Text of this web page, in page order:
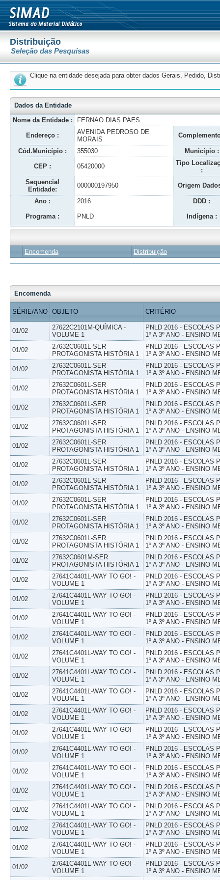
Distribuição
Seleção das Pesquisas
Clique na entidade desejada para obter dados Gerais, Pedido,
Dados da Entidade
Nome da Entidade :
FERNAO DIAS PAES
Endereço :
AVENIDA PEDROSO DE
MORAIS
Cód.Município : 355030 Município :
CEP : 05420000
Tipo
:
Sequencial
Entidade:
000000197950 Origem
Ano : 2016 DDD :
Programa : PNLD Indígena :
Encomenda Distribuição
Encomenda
SÉRIE/ANO OBJETO CRITÉRIO
01/02
27622C2101M-QUÍMICA -
VOLUME 1
PNLD 2016 - ESCOLAS
1º A 3º ANO - ENSINO
01/02
27632C0601L-SER
PROTAGONISTA HISTÓRIA 1
PNLD 2016 - ESCOLAS
1º A 3º ANO - ENSINO
01/02
27632C0601L-SER
PROTAGONISTA HISTÓRIA 1
PNLD 2016 - ESCOLAS
1º A 3º ANO - ENSINO
01/02
27632C0601L-SER
PROTAGONISTA HISTÓRIA 1
PNLD 2016 - ESCOLAS
1º A 3º ANO - ENSINO
01/02
27632C0601L-SER
PROTAGONISTA HISTÓRIA 1
PNLD 2016 - ESCOLAS
1º A 3º ANO - ENSINO
01/02
27632C0601L-SER
PROTAGONISTA HISTÓRIA 1
PNLD 2016 - ESCOLAS
1º A 3º ANO - ENSINO
01/02
27632C0601L-SER
PROTAGONISTA HISTÓRIA 1
PNLD 2016 - ESCOLAS
1º A 3º ANO - ENSINO
01/02
27632C0601L-SER
PROTAGONISTA HISTÓRIA 1
PNLD 2016 - ESCOLAS
1º A 3º ANO - ENSINO
01/02
27632C0601L-SER
PROTAGONISTA HISTÓRIA 1
PNLD 2016 - ESCOLAS
1º A 3º ANO - ENSINO
01/02
27632C0601L-SER
PROTAGONISTA HISTÓRIA 1
PNLD 2016 - ESCOLAS
1º A 3º ANO - ENSINO
01/02
27632C0601L-SER
PROTAGONISTA HISTÓRIA 1
PNLD 2016 - ESCOLAS
1º A 3º ANO - ENSINO
01/02
27632C0601L-SER
PROTAGONISTA HISTÓRIA 1
PNLD 2016 - ESCOLAS
1º A 3º ANO - ENSINO
01/02
27632C0601M-SER
PROTAGONISTA HISTÓRIA 1
PNLD 2016 - ESCOLAS
1º A 3º ANO - ENSINO
01/02
27641C4401L-WAY TO GO! -
VOLUME 1
PNLD 2016 - ESCOLAS
1º A 3º ANO - ENSINO
01/02
27641C4401L-WAY TO GO! -
VOLUME 1
PNLD 2016 - ESCOLAS
1º A 3º ANO - ENSINO
01/02
27641C4401L-WAY TO GO! -
VOLUME 1
PNLD 2016 - ESCOLAS
1º A 3º ANO - ENSINO
01/02
27641C4401L-WAY TO GO! -
VOLUME 1
PNLD 2016 - ESCOLAS
1º A 3º ANO - ENSINO
01/02
27641C4401L-WAY TO GO! -
VOLUME 1
PNLD 2016 - ESCOLAS
1º A 3º ANO - ENSINO
01/02
27641C4401L-WAY TO GO! -
VOLUME 1
PNLD 2016 - ESCOLAS
1º A 3º ANO - ENSINO
01/02
27641C4401L-WAY TO GO! -
VOLUME 1
PNLD 2016 - ESCOLAS
1º A 3º ANO - ENSINO
01/02
27641C4401L-WAY TO GO! -
VOLUME 1
PNLD 2016 - ESCOLAS
1º A 3º ANO - ENSINO
01/02
27641C4401L-WAY TO GO! -
VOLUME 1
PNLD 2016 - ESCOLAS
1º A 3º ANO - ENSINO
01/02
27641C4401L-WAY TO GO! -
VOLUME 1
PNLD 2016 - ESCOLAS
1º A 3º ANO - ENSINO
01/02
27641C4401L-WAY TO GO! -
VOLUME 1
PNLD 2016 - ESCOLAS
1º A 3º ANO - ENSINO
01/02
27641C4401L-WAY TO GO! -
VOLUME 1
PNLD 2016 - ESCOLAS
1º A 3º ANO - ENSINO
01/02
27641C4401L-WAY TO GO! -
VOLUME 1
PNLD 2016 - ESCOLAS
1º A 3º ANO - ENSINO
01/02
27641C4401L-WAY TO GO! -
VOLUME 1
PNLD 2016 - ESCOLAS
1º A 3º ANO - ENSINO
01/02
27641C4401L-WAY TO GO! -
VOLUME 1
PNLD 2016 - ESCOLAS
1º A 3º ANO - ENSINO
01/02
27641C4401L-WAY TO GO! -
VOLUME 1
PNLD 2016 - ESCOLAS
1º A 3º ANO - ENSINO